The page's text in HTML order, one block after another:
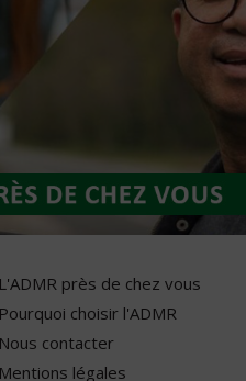
L'ADMR près de chez vous
Pourquoi choisir l'ADMR
Nous contacter
Mentions légales